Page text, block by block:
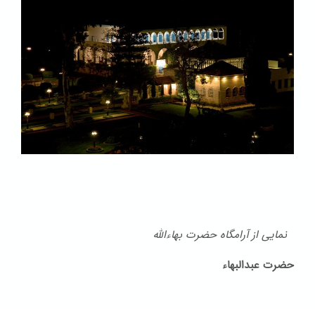
نمایی از آرامگاه حضرت بهاءالله
حضرت عبدالبهاء